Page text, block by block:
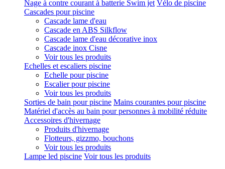
Nage à contre courant à batterie Swim jet Vélo de piscine
Cascades pour piscine
Cascade lame d'eau
Cascade en ABS Silkflow
Cascade lame d'eau décorative inox
Cascade inox Cisne
Voir tous les produits
Echelles et escaliers piscine
Echelle pour piscine
Escalier pour piscine
Voir tous les produits
Sorties de bain pour piscine Mains courantes pour piscine
Matériel d'accès au bain pour personnes à mobilité réduite
Accessoires d'hivernage
Produits d'hivernage
Flotteurs, gizzmo, bouchons
Voir tous les produits
Lampe led piscine Voir tous les produits